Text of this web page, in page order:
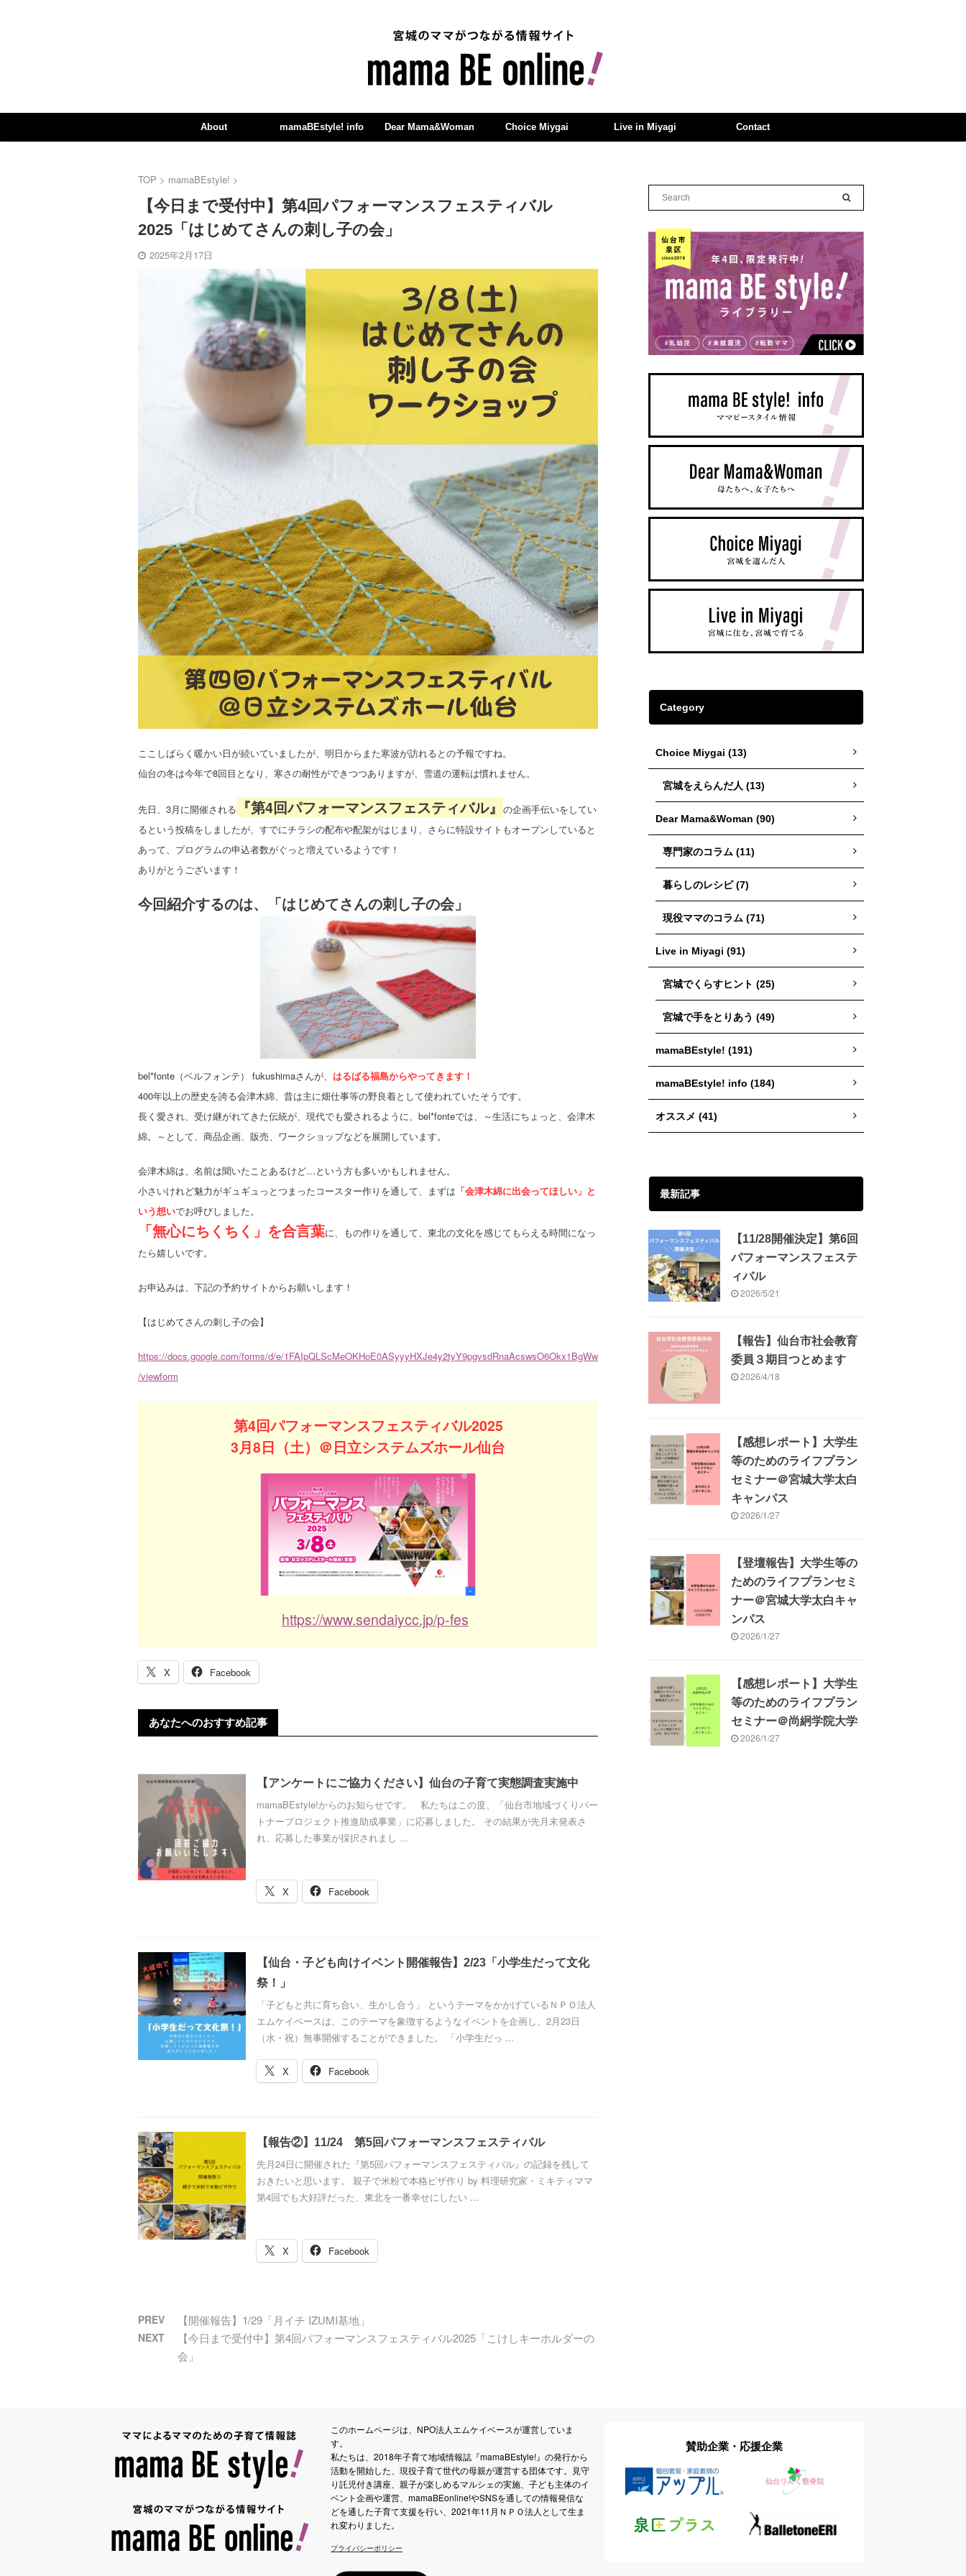
About mamaBEstyle! info Dear Mama&Woman Choice Miygai Live in Miyagi Contact
TOP > mamaBEstyle! >
【今日まで受付中】第4回パフォーマンスフェスティバル
2025「はじめてさんの刺し子の会」
2025年2月17日
ここしばらく暖かい日が続いていましたが、明日からまた寒波が訪れるとの予報ですね。
仙台の冬は今年で8回目となり、寒さの耐性ができつつありますが、雪道の運転は慣れません。
先日、3月に開催される 『第4回パフォーマンスフェスティバル』 の企画手伝いをしてい
るという投稿をしましたが、すでにチラシの配布や配架がはじまり、さらに特設サイトもオープンしていると
あって、プログラムの申込者数がぐっと増えているようです！
ありがとうございます！
今回紹介するのは、「はじめてさんの刺し子の会」
bel*fonte（ベルフォンテ） fukushimaさんが、 はるばる福島からやってきます！
400年以上の歴史を誇る会津木綿、昔は主に畑仕事等の野良着として使われていたそうです。
長く愛され、受け継がれてきた伝統が、現代でも愛されるように、bel*fonteでは、～生活にちょっと、会津木
綿。～として、商品企画、販売、ワークショップなどを展開しています。
会津木綿は、名前は聞いたことあるけど…という方も多いかもしれません。
小さいけれど魅力がギュギュっとつまったコースター作りを通して、まずは 「会津木綿に出会ってほしい」と
いう想いでお呼びしました。
「無心にちくちく」を合言葉に、もの作りを通して、東北の文化を感じてもらえる時間になっ
たら嬉しいです。
お申込みは、下記の予約サイトからお願いします！
【はじめてさんの刺し子の会】
https://docs.google.com/forms/d/e/1FAIpQLScMeOKHoE0ASyyyHXJe4y2tyY9pgvsdRnaAcswsO6Okx1BgWw
/viewform
第4回パフォーマンスフェスティバル2025
3月8日（土）＠日立システムズホール仙台
https://www.sendaiycc.jp/p-fes
X Facebook
あなたへのおすすめ記事
【アンケートにご協力ください】仙台の子育て実態調査実施中
mamaBEstyle!からのお知らせです。 私たちはこの度、「仙台市地域づくりパー
トナープロジェクト推進助成事業」に応募しました。 その結果が先月末発表さ
れ、応募した事業が採択されまし ...
X Facebook
【仙台・子ども向けイベント開催報告】2/23「小学生だって文化
祭！」
「子どもと共に育ち合い、生かし合う」 というテーマをかかげているＮＰＯ法人
エムケイベースは、このテーマを象徴するようなイベントを企画し、2月23日
（水・祝）無事開催することができました。 「小学生だっ ...
X Facebook
【報告②】11/24 第5回パフォーマンスフェスティバル
先月24日に開催された『第5回パフォーマンスフェスティバル』の記録を残して
おきたいと思います。 親子で米粉で本格ピザ作り by 料理研究家・ミキティママ
第4回でも大好評だった、東北を一番幸せにしたい ...
X Facebook
PREV 【開催報告】1/29「月イチ IZUMI基地」
NEXT
【今日まで受付中】第4回パフォーマンスフェスティバル2025「こけしキーホルダーの
会」
Category
Choice Miygai (13)
宮城をえらんだ人 (13)
Dear Mama&Woman (90)
専門家のコラム (11)
暮らしのレシピ (7)
現役ママのコラム (71)
Live in Miyagi (91)
宮城でくらすヒント (25)
宮城で手をとりあう (49)
mamaBEstyle! (191)
mamaBEstyle! info (184)
オススメ (41)
最新記事
【11/28開催決定】第6回
パフォーマンスフェステ
ィバル
2026/5/21
【報告】仙台市社会教育
委員３期目つとめます
2026/4/18
【感想レポート】大学生
等のためのライフプラン
セミナー＠宮城大学太白
キャンパス
2026/1/27
【登壇報告】大学生等の
ためのライフプランセミ
ナー＠宮城大学太白キャ
ンパス
2026/1/27
【感想レポート】大学生
等のためのライフプラン
セミナー＠尚絅学院大学
2026/1/27
このホームページは、NPO法人エムケイベースが運営していま
す。
私たちは、2018年子育て地域情報誌『mamaBEstyle!』の発行から
活動を開始した、現役子育て世代の母親が運営する団体です。見守
り託児付き講座、親子が楽しめるマルシェの実施、子ども主体のイ
ベント企画や運営、mamaBEonline!やSNSを通しての情報発信な
どを通した子育て支援を行い、2021年11月ＮＰＯ法人として生ま
れ変わりました。
プライバシーポリシー
賛助企業・応援企業